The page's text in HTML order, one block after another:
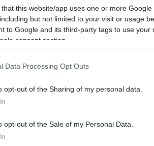
that this website/app uses one or more
but not limited to your visit or usage
to Google and its third-party tags to use
consent section.
Data Processing Opt Outs
opt-out of the Sharing of my personal data.
opt-out of the Sale of my Personal Data.